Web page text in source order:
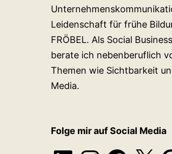
Leidenschaft für frühe
FRÖBEL. Als Social
berate ich nebenberuflich
Themen wie Sichtbarkeit
Media.
Folge mir auf Social Media
LinkedInInstagramFacebook
X